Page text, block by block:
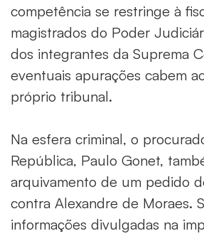
competência se restringe à
magistrados do Poder
dos integrantes da Suprema
eventuais apurações cabem
próprio tribunal.
Na esfera criminal, o
República, Paulo Gonet,
arquivamento de um pedido
contra Alexandre de Moraes.
informações divulgadas na